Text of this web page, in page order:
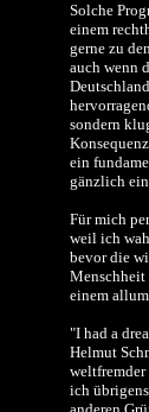
Solche
einem
gerne zu
auch wenn
sondern
ein
gänzlich
Für mich
weil ich
bevor die
Menschheit
einem
"I had a
Helmut
weltfremder
ich